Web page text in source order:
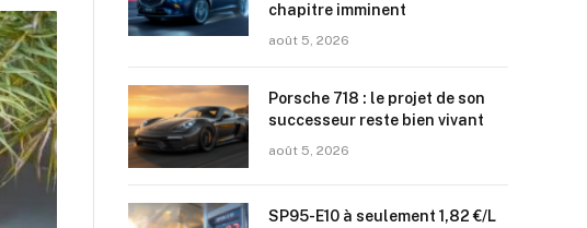
chapitre imminent
août 5, 2026
Porsche 718 : le projet de son
successeur reste bien vivant
août 5, 2026
SP95-E10 à seulement 1,82 €/L